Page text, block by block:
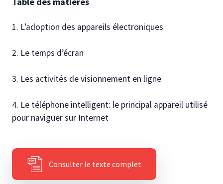
1. L’adoption des appareils électroniques
2. Le temps d’écran
3. Les activités de visionnement en ligne
4. Le téléphone intelligent: le principal appareil utilisé
pour naviguer sur Internet
Consulter le texte complet